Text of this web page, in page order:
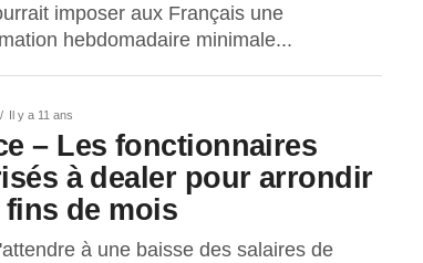
imposer aux Français une
hebdomadaire minimale...
Il y a 11 ans
– Les fonctionnaires
à dealer pour arrondir
de mois
à une baisse des salaires de